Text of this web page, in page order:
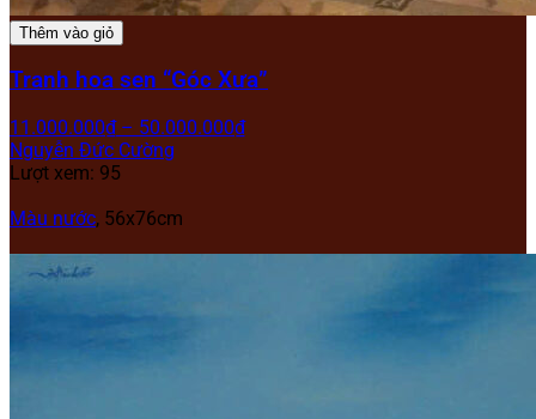
Thêm vào giỏ
Tranh hoa sen “Góc Xưa”
11.000.000₫ – 50.000.000₫
Nguyễn Đức Cường
Lượt xem: 95
Màu nước, 56x76cm